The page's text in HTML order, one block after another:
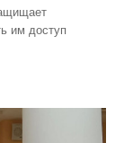
им доступ